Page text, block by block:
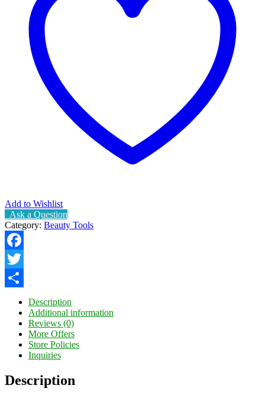
Add to Wishlist
Ask a Question
Category: Beauty Tools
Facebook
Twitter
Description
Additional information
Reviews (0)
More Offers
Store Policies
Inquiries
Description